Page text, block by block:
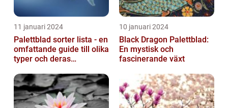
11 januari 2024
Palettblad sorter lista - en
omfattande guide till olika
typer och deras
10 januari 2024
Black Dragon Palettblad:
En mystisk och
fascinerande växt